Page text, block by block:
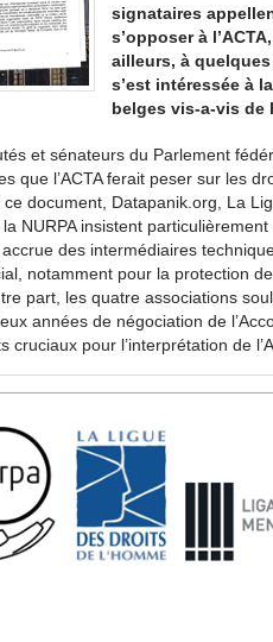
signataires
s’opposer à
ailleurs, à quelques
s’est intéressée à
belges vis-a-vis de
et sénateurs du Parlement
que l’ACTA ferait peser sur les
document, Datapanik.org, La
NURPA insistent
des intermédiaires
notamment pour la protection
part, les quatre associations
années de négociation de
cruciaux pour l’interprétation de